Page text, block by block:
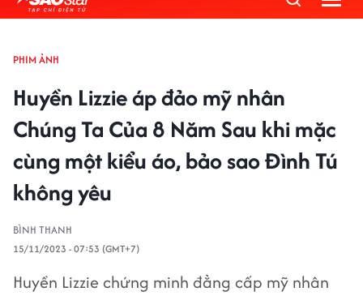
PHIM ẢNH
Huyền Lizzie áp đảo mỹ nhân
Chúng Ta Của 8 Năm Sau khi mặc
cùng một kiểu áo, bảo sao Đình Tú
không yêu
BÌNH THANH
15/11/2023 - 07:53 (GMT+7)
Huyền Lizzie chứng minh đẳng cấp mỹ nhân